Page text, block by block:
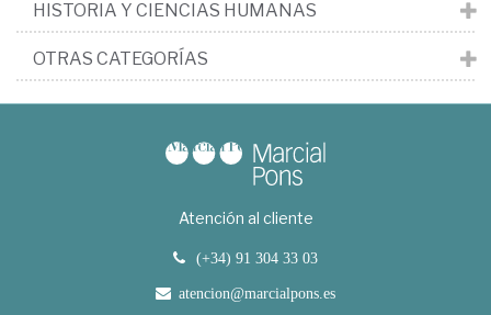
HISTORIA Y CIENCIAS HUMANAS
OTRAS CATEGORÍAS
Atención al cliente
(+34) 91 304 33 03
atencion@marcialpons.es